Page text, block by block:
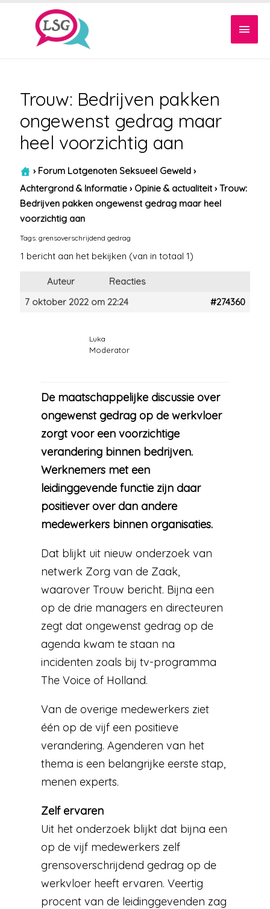
Trouw: Bedrijven pakken
ongewenst gedrag maar
heel voorzichtig aan
› Forum Lotgenoten Seksueel Geweld ›
Achtergrond & Informatie › Opinie & actualiteit › Trouw:
Bedrijven pakken ongewenst gedrag maar heel
voorzichtig aan
Tags:grensoverschrijdend gedrag
1 bericht aan het bekijken (van in totaal 1)
Auteur
Reacties
7 oktober 2022 om 22:24
#274360
Luka
Moderator
De maatschappelijke discussie over
ongewenst gedrag op de werkvloer
zorgt voor een voorzichtige
verandering binnen bedrijven.
Werknemers met een
leidinggevende functie zijn daar
positiever over dan andere
medewerkers binnen organisaties.
Dat blijkt uit nieuw onderzoek van
netwerk Zorg van de Zaak,
waarover Trouw bericht. Bijna een
op de drie managers en directeuren
zegt dat ongewenst gedrag op de
agenda kwam te staan na
incidenten zoals bij tv-programma
The Voice of Holland.
Van de overige medewerkers ziet
één op de vijf een positieve
verandering. Agenderen van het
thema is een belangrijke eerste stap,
menen experts.
Zelf ervaren
Uit het onderzoek blijkt dat bijna een
op de vijf medewerkers zelf
grensoverschrijdend gedrag op de
werkvloer heeft ervaren. Veertig
procent van de leidinggevenden zag